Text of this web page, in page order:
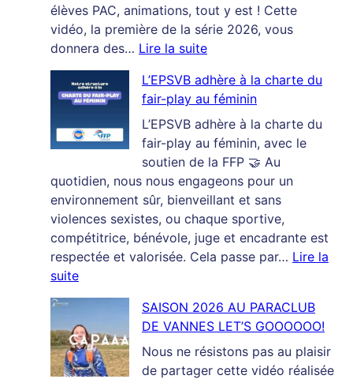
élèves PAC, animations, tout y est ! Cette
vidéo, la première de la série 2026, vous
donnera des… Lire la suite:
2026
:
première
vidéo
de
récap’
de
la
semaine
L’EPSVB adhère à la charte du
fair-play au féminin
L’EPSVB adhère à la charte du
fair-play au féminin, avec le
soutien de la FFP 🤝 Au
quotidien, nous nous engageons pour un
environnement sûr, bienveillant et sans
violences sexistes, ou chaque sportive,
compétitrice, bénévole, juge et encadrante est
respectée et valorisée. Cela passe par… Lire la
suite:
à
la
charte
SAISON 2026 AU PARACLUB
DE VANNES LET’S GOOOOOO!
Nous ne résistons pas au plaisir
de partager cette vidéo réalisée